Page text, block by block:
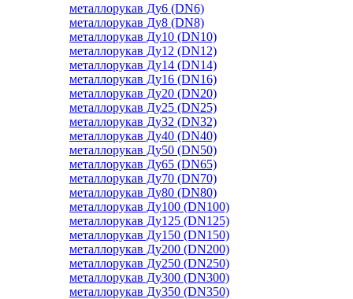
металлорукав Ду6 (DN6)
металлорукав Ду8 (DN8)
металлорукав Ду10 (DN10)
металлорукав Ду12 (DN12)
металлорукав Ду14 (DN14)
металлорукав Ду16 (DN16)
металлорукав Ду20 (DN20)
металлорукав Ду25 (DN25)
металлорукав Ду32 (DN32)
металлорукав Ду40 (DN40)
металлорукав Ду50 (DN50)
металлорукав Ду65 (DN65)
металлорукав Ду70 (DN70)
металлорукав Ду80 (DN80)
металлорукав Ду100 (DN100)
металлорукав Ду125 (DN125)
металлорукав Ду150 (DN150)
металлорукав Ду200 (DN200)
металлорукав Ду250 (DN250)
металлорукав Ду300 (DN300)
металлорукав Ду350 (DN350)